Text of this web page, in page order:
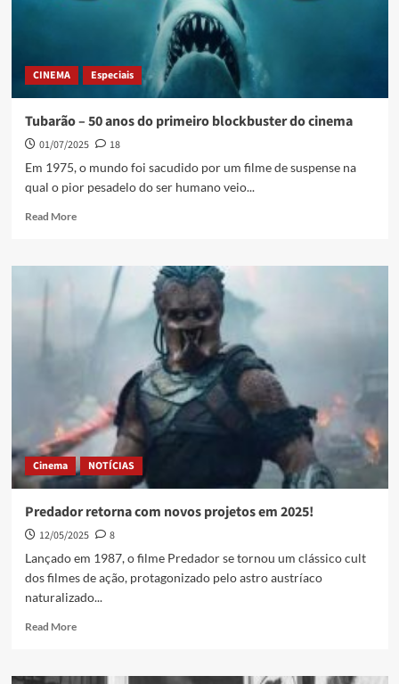
CINEMA Especiais
Tubarão – 50 anos do primeiro blockbuster do cinema
01/07/2025
18
Em 1975, o mundo foi sacudido por um filme de suspense na
qual o pior pesadelo do ser humano veio...
Read More
Cinema NOTÍCIAS
Predador retorna com novos projetos em 2025!
12/05/2025
8
Lançado em 1987, o filme Predador se tornou um clássico cult
dos filmes de ação, protagonizado pelo astro austríaco
naturalizado...
Read More